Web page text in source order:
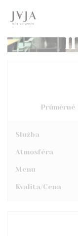
Služba
Atmosféra
Menu
Kvalita/Cena